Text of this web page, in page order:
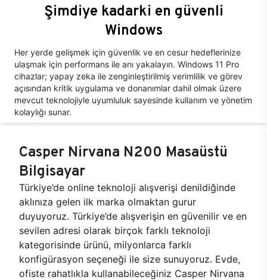
Şimdiye kadarki en güvenli
Windows
Her yerde gelişmek için güvenlik ve en cesur hedeflerinize
ulaşmak için performans ile anı yakalayın. Windows 11 Pro
cihazlar; yapay zeka ile zenginleştirilmiş verimlilik ve görev
açısından kritik uygulama ve donanımlar dahil olmak üzere
mevcut teknolojiyle uyumluluk sayesinde kullanım ve yönetim
kolaylığı sunar.
Casper Nirvana N200 Masaüstü
Bilgisayar
Türkiye’de online teknoloji alışverişi denildiğinde
aklınıza gelen ilk marka olmaktan gurur
duyuyoruz. Türkiye’de alışverişin en güvenilir ve en
sevilen adresi olarak birçok farklı teknoloji
kategorisinde ürünü, milyonlarca farklı
konfigürasyon seçeneği ile size sunuyoruz. Evde,
ofiste rahatlıkla kullanabileceğiniz Casper Nirvana